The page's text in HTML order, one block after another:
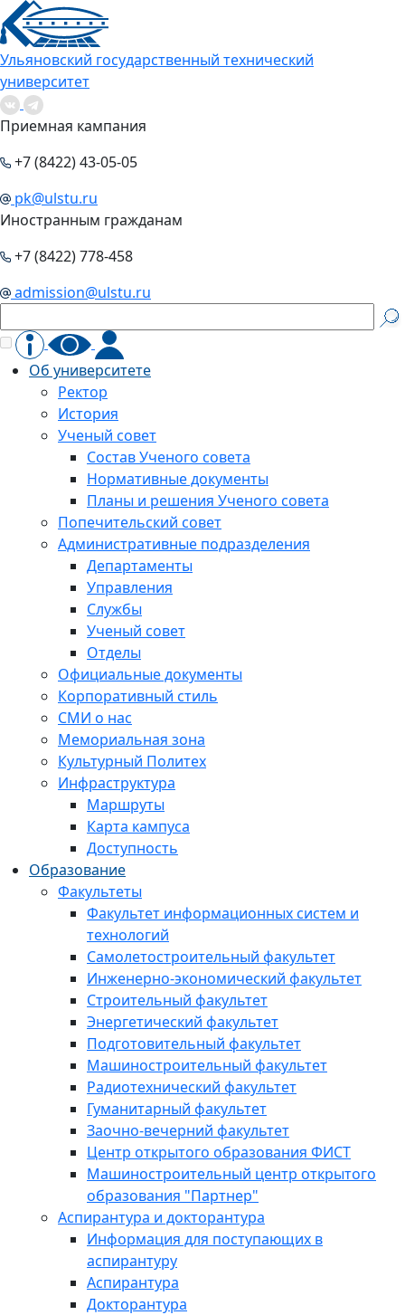
Ульяновский государственный технический
университет
Приемная кампания
+7 (8422) 43-05-05
pk@ulstu.ru
Иностранным гражданам
+7 (8422) 778-458
admission@ulstu.ru
Об университете
Ректор
История
Ученый совет
Состав Ученого совета
Нормативные документы
Планы и решения Ученого совета
Попечительский совет
Административные подразделения
Департаменты
Управления
Службы
Ученый совет
Отделы
Официальные документы
Корпоративный стиль
СМИ о нас
Мемориальная зона
Культурный Политех
Инфраструктура
Маршруты
Карта кампуса
Доступность
Образование
Факультеты
Факультет информационных систем и
технологий
Самолетостроительный факультет
Инженерно-экономический факультет
Строительный факультет
Энергетический факультет
Подготовительный факультет
Машиностроительный факультет
Радиотехнический факультет
Гуманитарный факультет
Заочно-вечерний факультет
Центр открытого образования ФИСТ
Машиностроительный центр открытого
образования "Партнер"
Аспирантура и докторантура
Информация для поступающих в
аспирантуру
Аспирантура
Докторантура